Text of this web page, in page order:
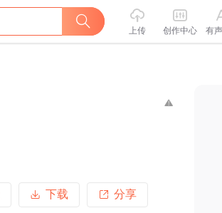
上传 创作中心 有
下载 分享